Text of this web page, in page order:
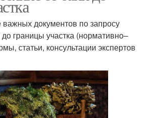
документов по запросу
границы участка (нормативно–
статьи, консультации экспертов